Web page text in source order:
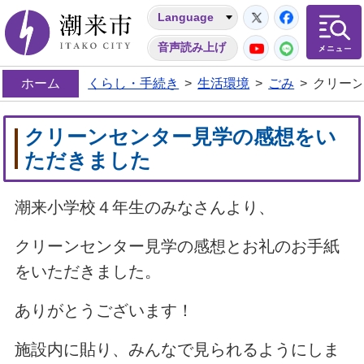
潮来市
Language
音声読み上げ
Twitter
YouTube
LINE
ホーム くらし・手続き > 生活環境 > ごみ > クリー
クリーンセンター見学の感想をい
ただきました
潮来小学校４年生のみなさんより、
クリーンセンター見学の感想とお礼のお手紙
をいただきました。
ありがとうございます！
施設内に貼り、みんなで見られるようにしま